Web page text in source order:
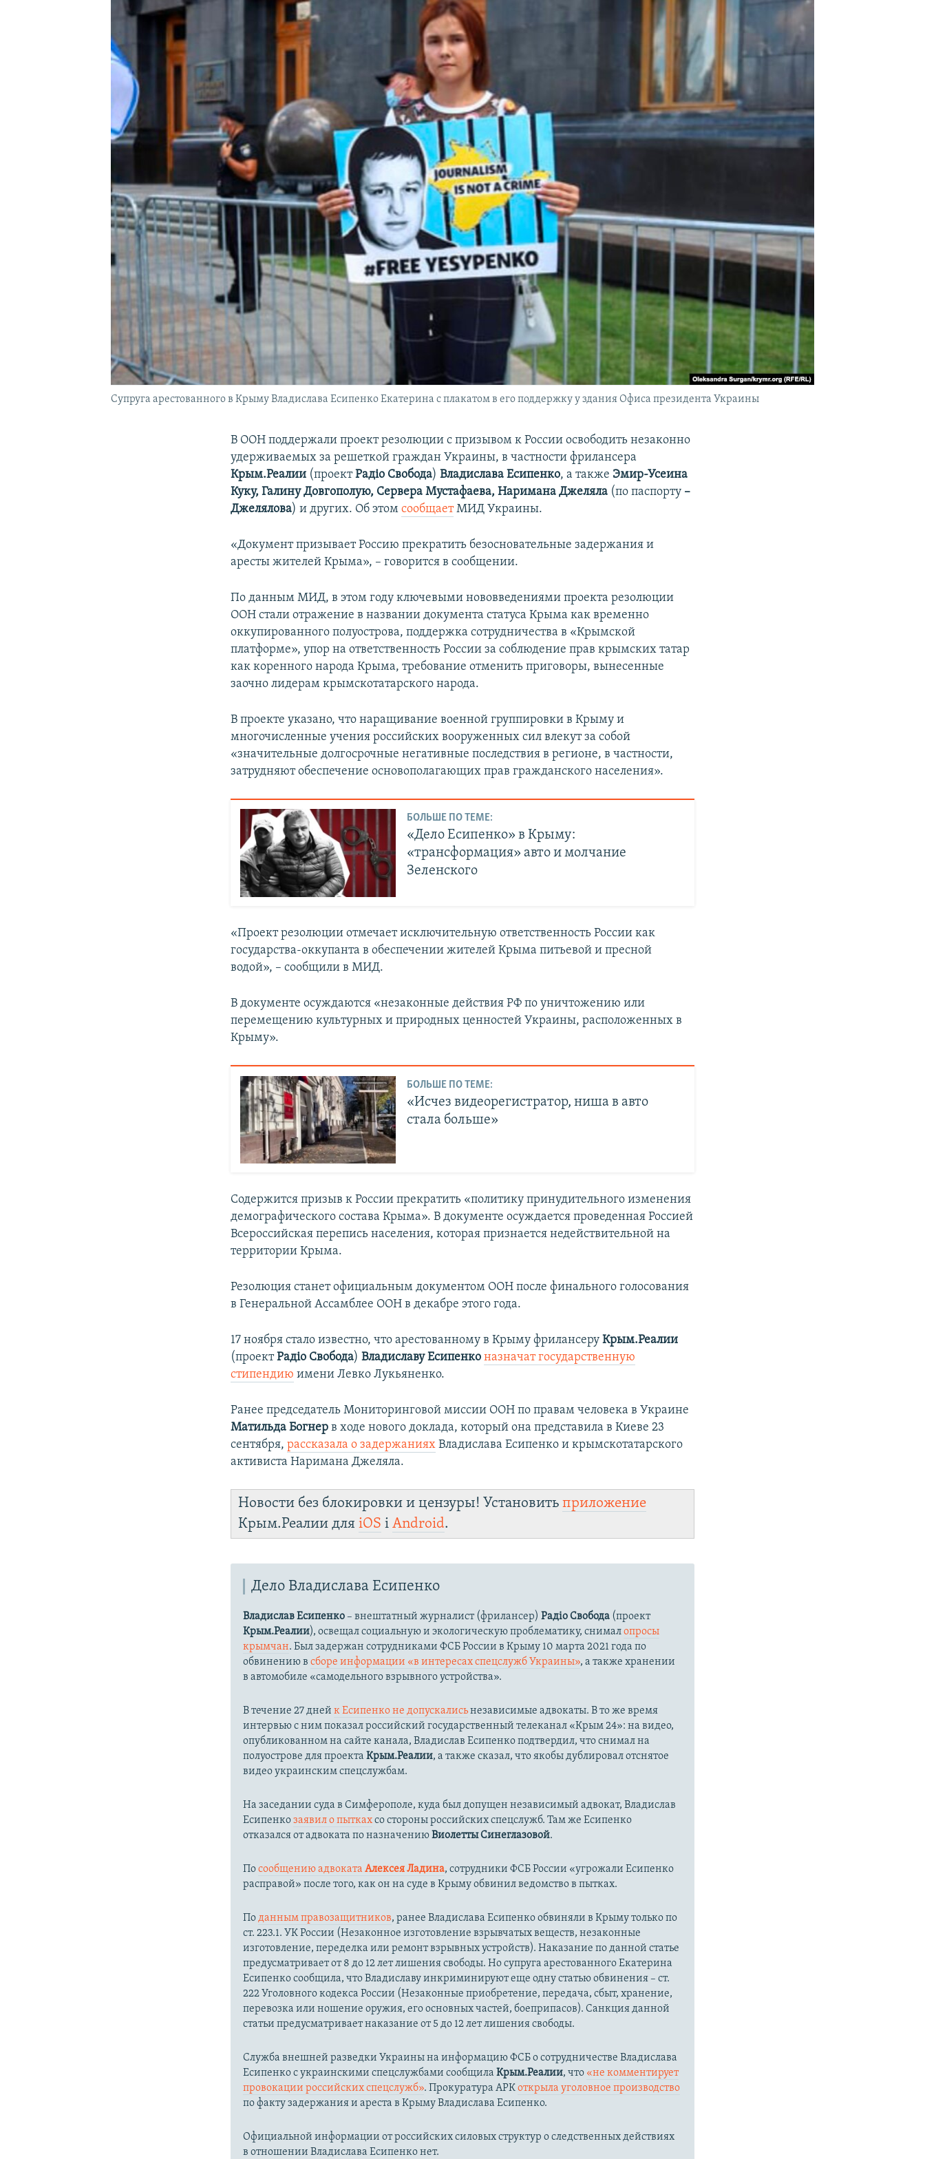
УКРАИНСКАЯ ПРОБЛЕМА КРЫМА
Супруга арестованного в Крыму Владислава Есипенко Екатерина с плакатом в его поддержку у здания Офиса президента Украины
В ООН поддержали проект резолюции с призывом к России освободить незаконно
удерживаемых за решеткой граждан Украины, в частности фрилансера
Крым.Реалии (проектРадіо Свобода)Владислава Есипенко, а также Эмир-Усеина
Куку, Галину Довгополую, Сервера Мустафаева, Наримана Джеляла (по паспорту –
Джелялова) и других. Об этомсообщаетМИД Украины.
«Документ призывает Россию прекратить безосновательные задержания и
аресты жителей Крыма», – говорится в сообщении.
По данным МИД, в этом году ключевыми нововведениями проекта резолюции
ООН стали отражение в названии документа статуса Крыма как временно
оккупированного полуострова, поддержка сотрудничества в «Крымской
платформе», упор на ответственность России за соблюдение прав крымских татар
как коренного народа Крыма, требование отменить приговоры, вынесенные
заочно лидерам крымскотатарского народа.
В проекте указано, что наращивание военной группировки в Крыму и
многочисленные учения российских вооруженных сил влекут за собой
«значительные долгосрочные негативные последствия в регионе, в частности,
затрудняют обеспечение основополагающих прав гражданского населения».
БОЛЬШЕ ПО ТЕМЕ:
«Дело Есипенко» в Крыму:
«трансформация» авто и молчание
Зеленского
«Проект резолюции отмечает исключительную ответственность России как
государства-оккупанта в обеспечении жителей Крыма питьевой и пресной
водой», – сообщили в МИД.
В документе осуждаются «незаконные действия РФ по уничтожению или
перемещению культурных и природных ценностей Украины, расположенных в
Крыму».
БОЛЬШЕ ПО ТЕМЕ:
«Исчез видеорегистратор, ниша в авто
стала больше»
Содержится призыв к России прекратить «политику принудительного изменения
демографического состава Крыма». В документе осуждается проведенная Россией
Всероссийская перепись населения, которая признается недействительной на
территории Крыма.
Резолюция станет официальным документом ООН после финального голосования
в Генеральной Ассамблее ООН в декабре этого года.
17 ноября стало известно, что арестованному в Крыму фрилансеруКрым.Реалии
(проектРадіо Свобода)Владиславу Есипенко назначат государственную
стипендию имени Левко Лукьяненко.
Ранее председатель Мониторинговой миссии ООН по правам человека в Украине
Матильда Богнерв ходе нового доклада, который она представила в Киеве 23
сентября,рассказала о задержаниях Владислава Есипенко и крымскотатарского
активиста Наримана Джеляла.
Новости без блокировки и цензуры! Установитьприложение
Крым.Реалии дляiOS іAndroid.
Дело Владислава Есипенко
Владислав Есипенко– внештатный журналист (фрилансер)Радіо Свобода (проект
Крым.Реалии), освещал социальную и экологическую проблематику, снималопросы
крымчан. Был задержан сотрудниками ФСБ России в Крыму 10 марта 2021 года по
обвинению всборе информации «в интересах спецслужб Украины», а также хранении
в автомобиле «самодельного взрывного устройства».
В течение 27 днейк Есипенко не допускалисьнезависимые адвокаты. В то же время
интервью с ним показал российский государственный телеканал «Крым 24»: на видео,
опубликованном на сайте канала, Владислав Есипенко подтвердил, что снимал на
полуострове для проектаКрым.Реалии, а также сказал, что якобы дублировал отснятое
видео украинским спецслужбам.
На заседании суда в Симферополе, куда был допущен независимый адвокат, Владислав
Есипенкозаявил о пыткахсо стороны российских спецслужб. Там же Есипенко
отказался от адвоката по назначениюВиолетты Синеглазовой.
Посообщению адвокатаАлексея Ладина, сотрудники ФСБ России «угрожали Есипенко
расправой» после того, как он на суде в Крыму обвинил ведомство в пытках.
Поданным правозащитников, ранее Владислава Есипенко обвиняли в Крыму только по
ст. 223.1. УК России (Незаконное изготовление взрывчатых веществ, незаконные
изготовление, переделка или ремонт взрывных устройств). Наказание по данной статье
предусматривает от 8 до 12 лет лишения свободы. Но супруга арестованного Екатерина
Есипенко сообщила, что Владиславу инкриминируют еще одну статью обвинения – ст.
222 Уголовного кодекса России (Незаконные приобретение, передача, сбыт, хранение,
перевозка или ношение оружия, его основных частей, боеприпасов). Санкция данной
статьи предусматривает наказание от 5 до 12 лет лишения свободы.
Служба внешней разведки Украины на информацию ФСБ о сотрудничестве Владислава
Есипенко с украинскими спецслужбами сообщилаКрым.Реалии, что «не комментирует
провокации российских спецслужб». Прокуратура АРКоткрыла уголовное производство
по факту задержания и ареста в Крыму Владислава Есипенко.
Официальной информации от российских силовых структур о следственных действиях
в отношении Владислава Есипенко нет.